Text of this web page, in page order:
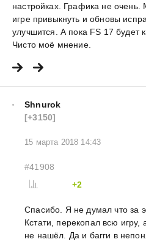
настройках. Графика не
игре привыкнуть и обновы
улучшится. А пока FS 17 будет
Чисто моё мнение.
Shnurok
[+3150]
15 марта 2018 14:43
#41908
+2
Спасибо. Я не думал что за
Кстати, перекопал всю игру,
не нашёл. Да и багги в